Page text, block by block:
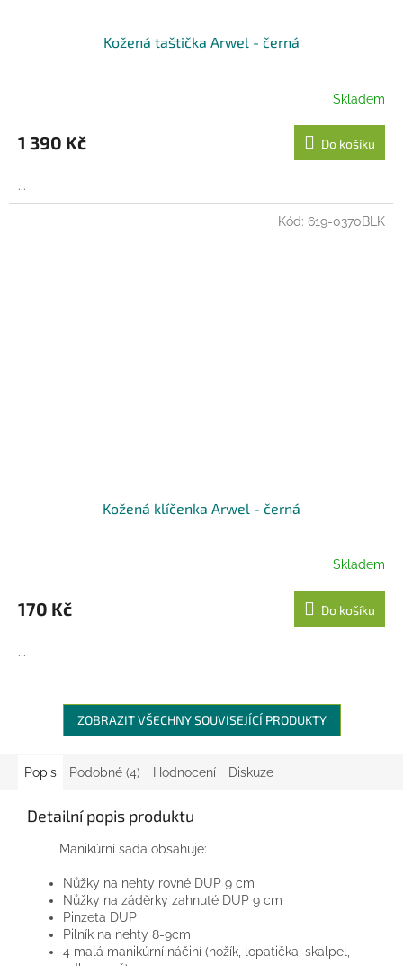
Kožená taštička Arwel - černá
Skladem
1 390 Kč Do košíku
...
Kožená klíčenka Arwel - černá
Skladem
170 Kč Do košíku
...
Kód: 619-0370BLK
ZOBRAZIT VŠECHNY SOUVISEJÍCÍ PRODUKTY
Popis Podobné (4) Hodnocení Diskuze
Detailní popis produktu
Manikúrní sada obsahuje:
Nůžky na nehty rovné DUP 9 cm
Nůžky na záděrky zahnuté DUP 9 cm
Pinzeta DUP
Pilník na nehty 8-9cm
4 malá manikúrní náčiní (nožík, lopatička, skalpel,